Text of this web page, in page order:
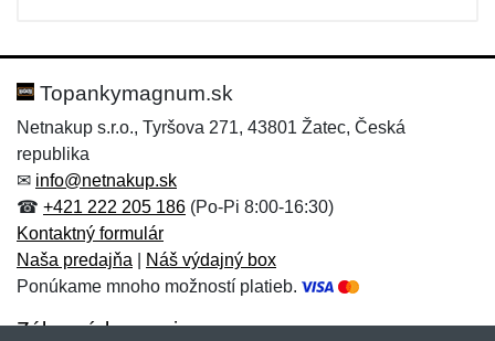
Topankymagnum.sk
Netnakup s.r.o., Tyršova 271, 43801 Žatec, Česká
republika
✉ info@netnakup.sk
☎ +421 222 205 186 (Po-Pi 8:00-16:30)
Kontaktný formulár
Naša predajňa
Náš výdajný box
Ponúkame mnoho možností platieb.
Zákaznícky servis